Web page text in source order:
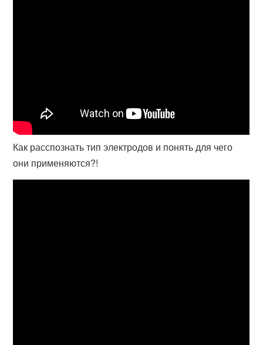
Как расспознать тип электродов и понять для чего
они применяются?!